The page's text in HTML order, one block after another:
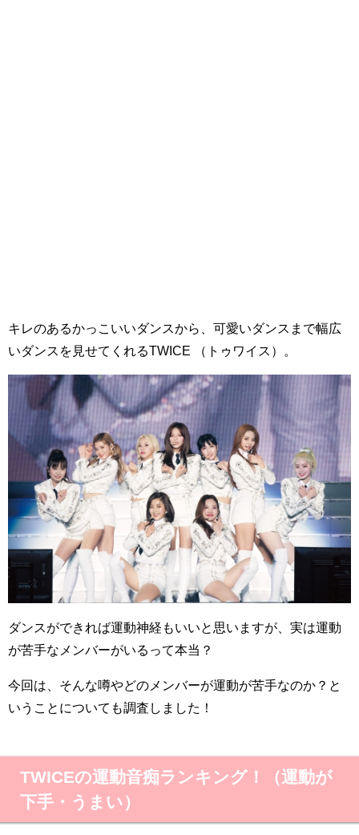
キレのあるかっこいいダンスから、可愛いダンスまで幅広
いダンスを見せてくれるTWICE （トゥワイス）。
ダンスができれば運動神経もいいと思いますが、実は運動
が苦手なメンバーがいるって本当？
今回は、そんな噂やどのメンバーが運動が苦手なのか？と
いうことについても調査しました！
TWICEの運動音痴ランキング！（運動が
下手・うまい）